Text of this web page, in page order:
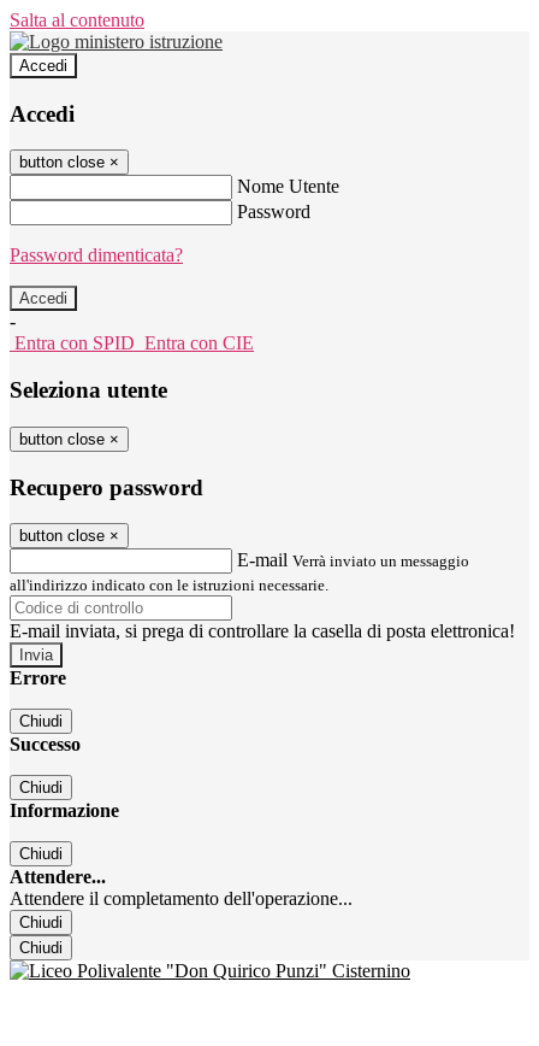
Salta al contenuto
Accedi
Accedi
button close ×
Nome Utente
Password
Password dimenticata?
-
Entra con SPID Entra con CIE
Seleziona utente
button close ×
Recupero password
button close ×
E-mail Verrà inviato un messaggio
all'indirizzo indicato con le istruzioni necessarie.
E-mail inviata, si prega di controllare la casella di posta elettronica!
Errore
Chiudi
Successo
Chiudi
Informazione
Chiudi
Attendere...
Attendere il completamento dell'operazione...
Chiudi
Chiudi